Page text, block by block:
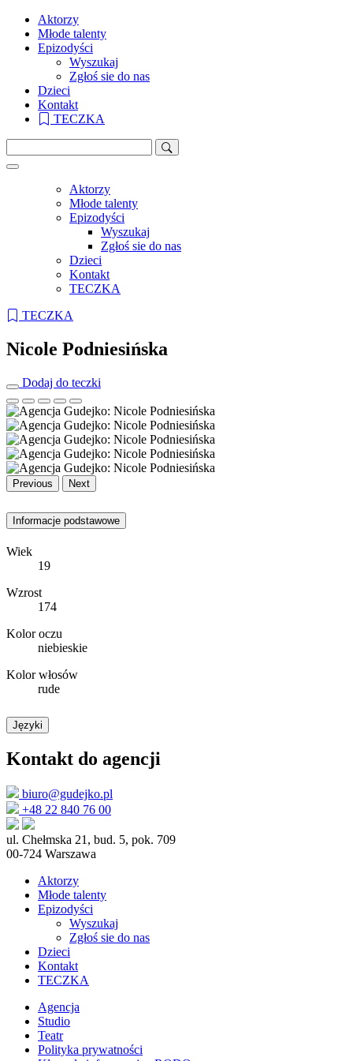
Aktorzy
Młode talenty
Epizodyści
Wyszukaj
Zgłoś sie do nas
Dzieci
Kontakt
TECZKA
Aktorzy
Młode talenty
Epizodyści
Wyszukaj
Zgłoś sie do nas
Dzieci
Kontakt
TECZKA
TECZKA
Nicole Podniesińska
Dodaj do teczki
Previous Next
Informacje podstawowe
Wiek
19
Wzrost
174
Kolor oczu
niebieskie
Kolor włosów
rude
Języki
Kontakt do agencji
biuro@gudejko.pl
+48 22 840 76 00
ul. Chełmska 21, bud. 5, pok. 709
00-724 Warszawa
Aktorzy
Młode talenty
Epizodyści
Wyszukaj
Zgłoś sie do nas
Dzieci
Kontakt
TECZKA
Agencja
Studio
Teatr
Polityka prywatności